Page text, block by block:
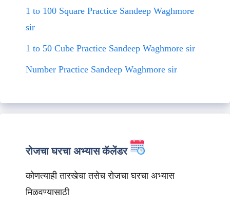
1 to 100 Square Practice Sandeep Waghmore
sir
1 to 50 Cube Practice Sandeep Waghmore sir
Number Practice Sandeep Waghmore sir
रोजचा घरचा अभ्यास कॅलेंडर
कोणत्याही तारखेचा तसेच रोजचा घरचा अभ्यास
मिळवण्यासाठी